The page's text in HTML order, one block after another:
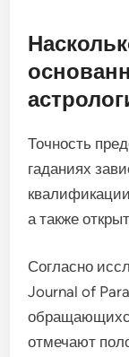
Точность
гаданиях
а также
Согласно
Journal of
отмечают